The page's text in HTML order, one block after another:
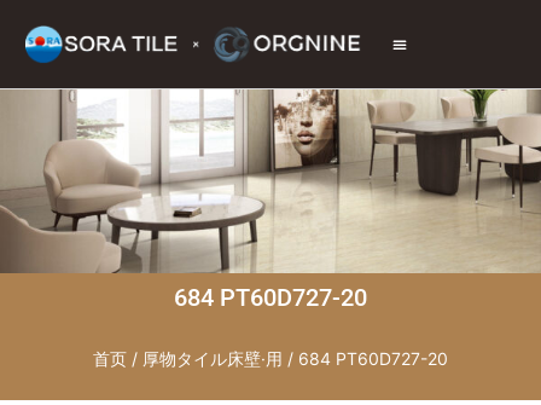
684 PT60D727-20
首页 / 厚物タイル床壁·用 / 684 PT60D727-20